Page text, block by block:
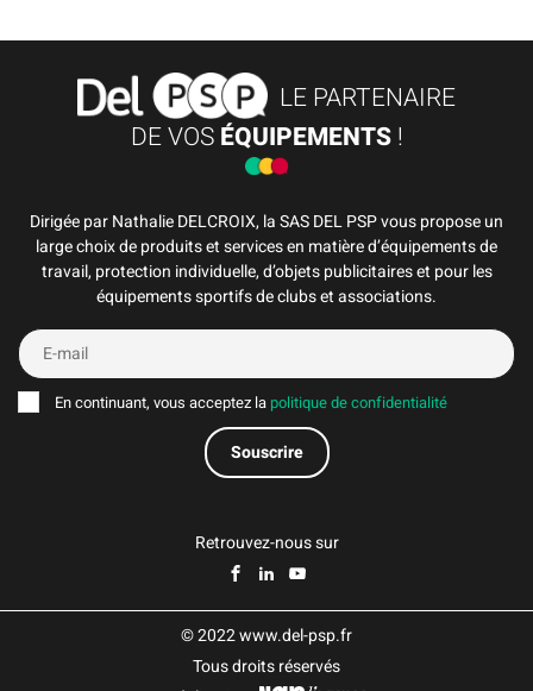
LE PARTENAIRE
DE VOSÉQUIPEMENTS!
Dirigée par Nathalie DELCROIX, la SAS DEL PSP vous propose un
large choix de produits et services en matière d’équipements de
travail, protection individuelle, d’objets publicitaires et pour les
équipements sportifs de clubs et associations.
En continuant, vous acceptez la politique de confidentialité
Retrouvez-nous sur
© 2022 www.del-psp.fr
Tous droits réservés